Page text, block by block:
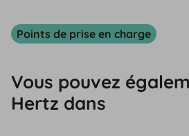
Points de prise en charge
Vous pouvez
Hertz dans